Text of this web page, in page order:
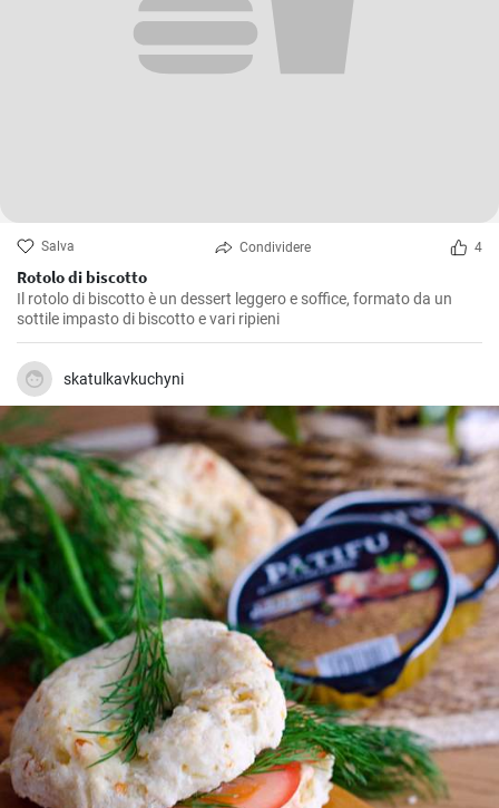
Salva Condividere 4
Rotolo di biscotto
Il rotolo di biscotto è un dessert leggero e soffice, formato da un
sottile impasto di biscotto e vari ripieni
skatulkavkuchyni